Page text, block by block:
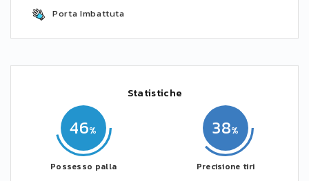
Porta Imbattuta
Statistiche
46
Possesso palla
38
Precisione tiri